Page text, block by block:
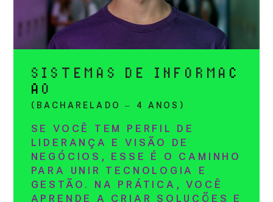
SISTEMAS DE INFORMA Ç
Ã O
(BACHARELADO – 4 ANOS)
SE VOCÊ TEM PERFIL DE
LIDERANÇA E VISÃO DE
NEGÓCIOS, ESSE É O CAMINHO
PARA UNIR TECNOLOGIA E
GESTÃO. NA PRÁTICA, VOCÊ
APRENDE A CRIAR SOLUÇÕES E